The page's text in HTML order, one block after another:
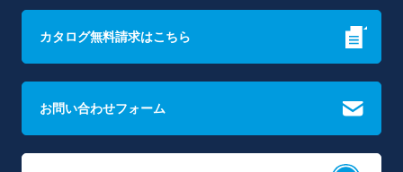
カタログ無料請求はこちら
お問い合わせフォーム